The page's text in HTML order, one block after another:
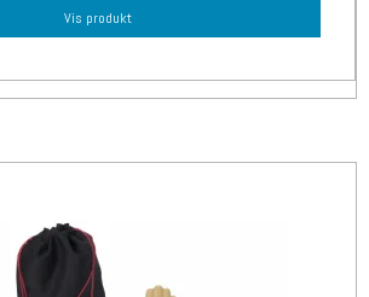
Vis produkt